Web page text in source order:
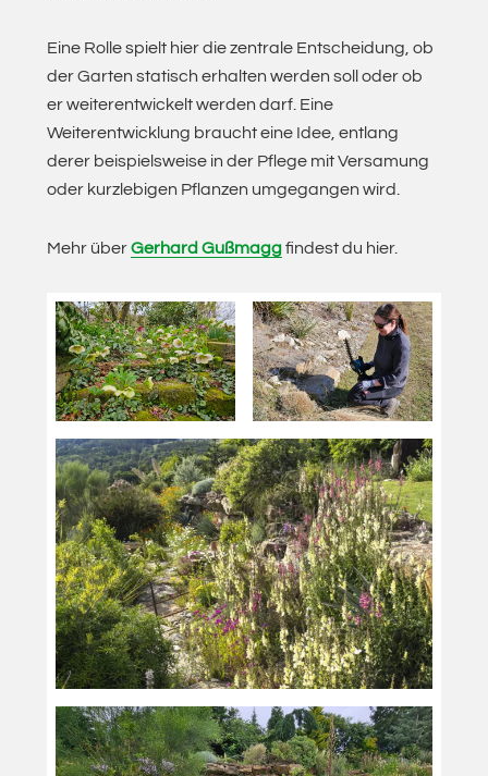
Eine Rolle spielt hier die zentrale Entscheidung, ob
der Garten statisch erhalten werden soll oder ob
er weiterentwickelt werden darf. Eine
Weiterentwicklung braucht eine Idee, entlang
derer beispielsweise in der Pflege mit Versamung
oder kurzlebigen Pflanzen umgegangen wird.
Mehr überGerhard Gußmaggfindest du hier.